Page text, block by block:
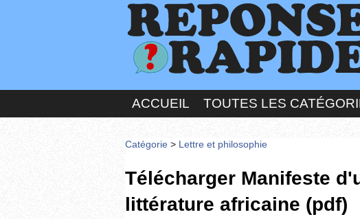
ACCUEIL TOUTES LES
Catégorie > Lettre et philosophie
Télécharger Manifeste
littérature africaine (pdf)